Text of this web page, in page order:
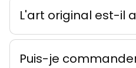
L'art original est-il
Puis-je